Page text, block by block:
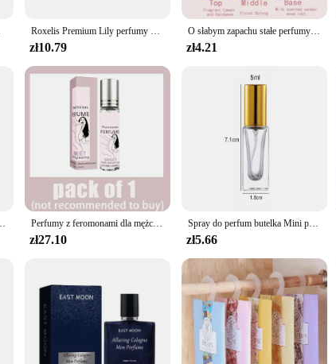
of style. The minimalist design of the glass bottles paired with the
also offer a sustainable way to enjoy your favorite perfum
Our Reed Diffuser Sets are an excellent choice. They come in sets,
to delight. The gift of scent is a timeless gesture that speaks
fragranc with those you care about.
Roxelis Premium Lily perfumy damskie perfumy z feromonami zapach damski naturalny świeży zapach urok perfumy kulka 0,51 uncji
zł10.79
O słabym zapachu stałe perfumy balsam w sztyfcie dla kobiet mężczyzn antyperspirant długotrwałe zapachy długopis łatwy w użyciu dezodoranty
zł4.21
mężczyzny, aby przyciągnąć zapach przyciągania kobiet Perfumy z feromonami dla mężczyzny, aby przyciągać kobiety Perfumy Body Essential Sex Stymulujący olej Długotrwałe Androstenone Seksowne perfumy
zł27.10
Spray do perfum butelka Mini przenośny pojemnik na płyny do kosmetyków rozpylacz perfum Spray podróżny Alcochol pusta butelka wielokrotnego napełniania
zł5.66